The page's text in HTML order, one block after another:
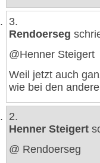
3.
Rendoerseg
@Henner Steigert
Weil jetzt auch
wie bei den
2.
Henner Steigert
@ Rendoerseg